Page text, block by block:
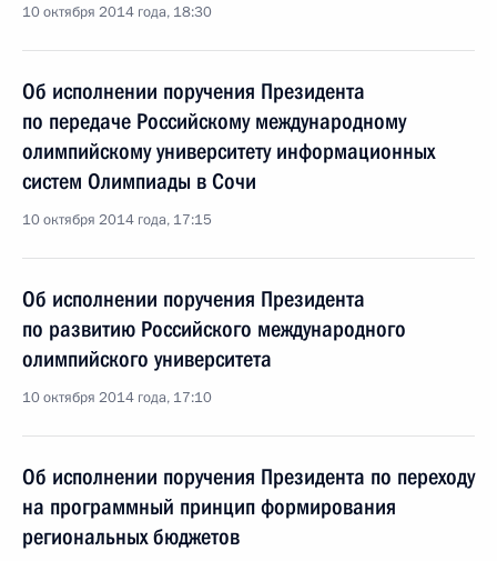
10 октября 2014 года, 18:30
Об исполнении поручения Президента
по передаче Российскому международному
олимпийскому университету информационных
систем Олимпиады в Сочи
10 октября 2014 года, 17:15
Об исполнении поручения Президента
по развитию Российского международного
олимпийского университета
10 октября 2014 года, 17:10
Об исполнении поручения Президента по переходу
на программный принцип формирования
региональных бюджетов